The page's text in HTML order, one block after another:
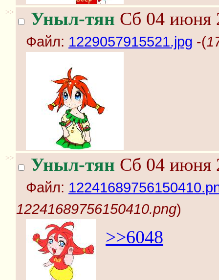
>> Уныл-тян Сб 04 июня
Файл: 1229057915521.jpg -(
>> Уныл-тян Сб 04 июня
Файл:
12241689756150410.png)
>>6048